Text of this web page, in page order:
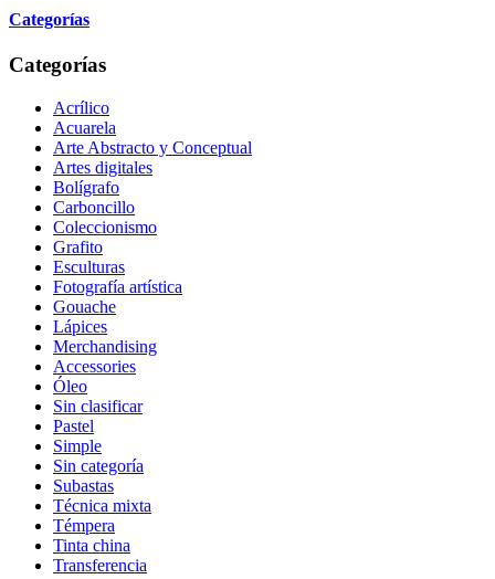
Categorías
Categorías
Acrílico
Acuarela
Arte Abstracto y Conceptual
Artes digitales
Bolígrafo
Carboncillo
Coleccionismo
Grafito
Esculturas
Fotografía artística
Gouache
Lápices
Merchandising
Accessories
Óleo
Sin clasificar
Pastel
Simple
Sin categoría
Subastas
Técnica mixta
Témpera
Tinta china
Transferencia